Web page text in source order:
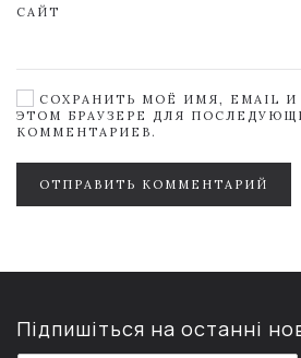
САЙТ
СОХРАНИТЬ МОЁ ИМЯ, EMAIL И
ЭТОМ БРАУЗЕРЕ ДЛЯ
КОММЕНТАРИЕВ.
ОТПРАВИТЬ КОММЕНТАРИЙ
Підпишіться на останні